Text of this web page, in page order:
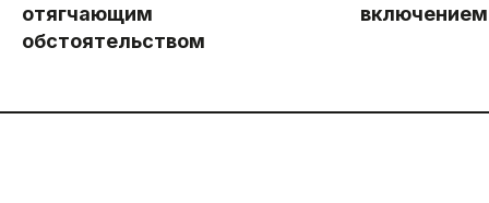
отягчающим
обстоятельством
включением